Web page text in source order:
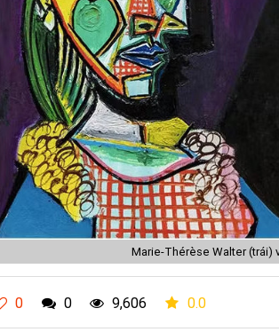
Marie-Thérèse Walter (trái)
0 0 9,606 0.0